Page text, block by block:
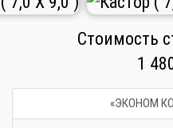
Стоимость
1
«ЭКОНОМ